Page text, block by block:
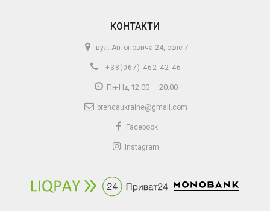
КОНТАКТИ
вул. Антоновича 24, офіс 7
+38(067)-462-42-46
Пн-Нд 12:00 — 20:00
brendaukraine@gmail.com
Facebook
Instagram